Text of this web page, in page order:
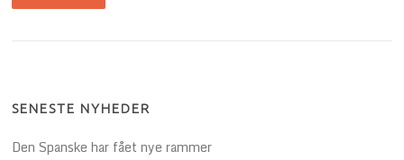
SENESTE NYHEDER
Den Spanske har fået nye rammer